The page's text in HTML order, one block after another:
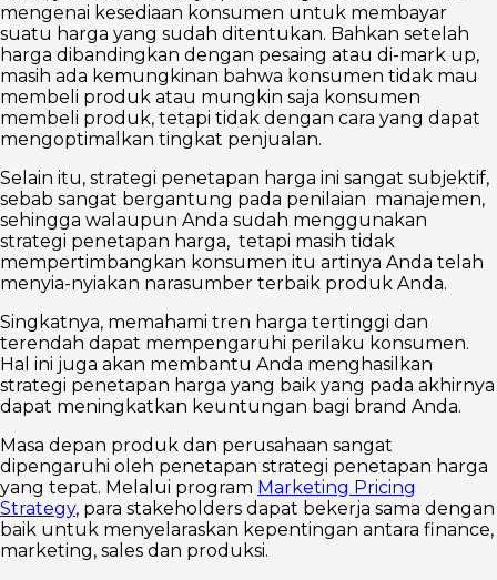
mengenai kesediaan konsumen untuk membayar
suatu harga yang sudah ditentukan. Bahkan setelah
harga dibandingkan dengan pesaing atau di-mark up,
masih ada kemungkinan bahwa konsumen tidak mau
membeli produk atau mungkin saja konsumen
membeli produk, tetapi tidak dengan cara yang dapat
mengoptimalkan tingkat penjualan.
Selain itu, strategi penetapan harga ini sangat subjektif,
sebab sangat bergantung pada penilaian manajemen,
sehingga walaupun Anda sudah menggunakan
strategi penetapan harga, tetapi masih tidak
mempertimbangkan konsumen itu artinya Anda telah
menyia-nyiakan narasumber terbaik produk Anda.
Singkatnya, memahami tren harga tertinggi dan
terendah dapat mempengaruhi perilaku konsumen.
Hal ini juga akan membantu Anda menghasilkan
strategi penetapan harga yang baik yang pada akhirnya
dapat meningkatkan keuntungan bagi brand Anda.
Masa depan produk dan perusahaan sangat
dipengaruhi oleh penetapan strategi penetapan harga
yang tepat. Melalui program Marketing Pricing
Strategy, para stakeholders dapat bekerja sama dengan
baik untuk menyelaraskan kepentingan antara finance,
marketing, sales dan produksi.